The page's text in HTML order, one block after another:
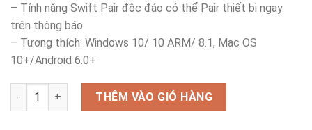
– Tính năng Swift Pair độc đáo có thể Pair thiết bị ngay
trên thông báo
– Tương thích: Windows 10/ 10 ARM/ 8.1, Mac OS
10+/Android 6.0+
Chuột Bluetooth Microsoft Modern Mobile KTF số lượng
THÊM VÀO GIỎ HÀNG